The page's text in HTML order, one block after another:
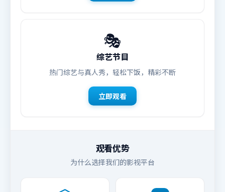
🎭
综艺节目
热门综艺与真人秀，轻松下饭，精彩不断
立即观看
观看优势
为什么选择我们的影视平台